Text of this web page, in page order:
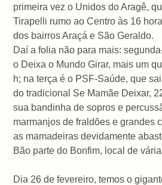
primeira vez o Unidos do Aragê,
Tirapelli rumo ao Centro às 16
dos bairros Araçá e São Geraldo.
Daí a folia não para mais:
o Deixa o Mundo Girar, mais um
h; na terça é o PSF-Saúde, que
do tradicional Se Mamãe Deixar,
sua bandinha de sopros e
marmanjos de fraldões e grandes
as mamadeiras devidamente
Bão parte do Bonfim, local de
Dia 26 de fevereiro, temos o